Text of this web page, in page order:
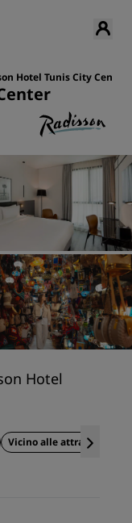
Hotel Tunis City Center
Hotel
Vicino alle attrazioni